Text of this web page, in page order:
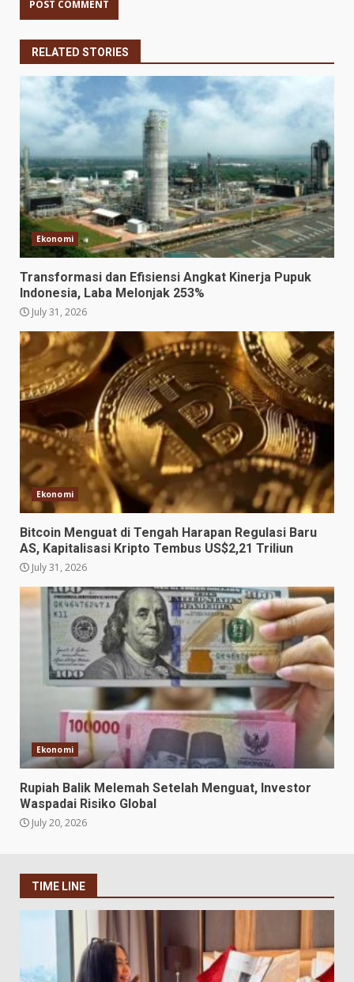
RELATED STORIES
Ekonomi
Transformasi dan Efisiensi Angkat Kinerja Pupuk
Indonesia, Laba Melonjak 253%
July 31, 2026
Ekonomi
Bitcoin Menguat di Tengah Harapan Regulasi Baru
AS, Kapitalisasi Kripto Tembus US$2,21 Triliun
July 31, 2026
Ekonomi
Rupiah Balik Melemah Setelah Menguat, Investor
Waspadai Risiko Global
July 20, 2026
TIME LINE